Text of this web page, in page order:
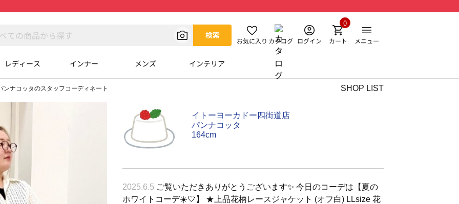
検索
お気に入り カタログ ログイン カート
0
メニュー
レディース インナー メンズ インテリア
ンナコッタのスタッフコーディネート SHOP LIST
イトーヨーカドー四街道店
パンナコッタ
164cm
2025.6.5 ご覧いただきありがとうございます✨️ 今日のコーデは【夏の
ホワイトコーデ☀️‎🤍】 ★上品花柄レースジャケット (オフ白) LLsize 花